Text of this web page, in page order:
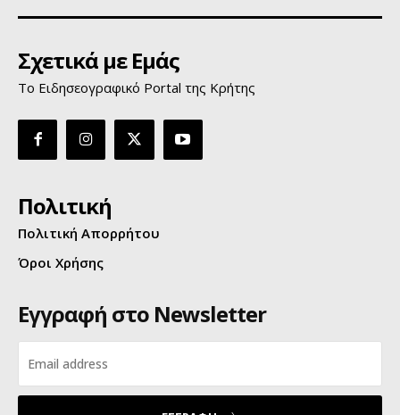
Σχετικά με Εμάς
Το Ειδησεογραφικό Portal της Κρήτης
Πολιτική
Πολιτική Απορρήτου
Όροι Χρήσης
Εγγραφή στο Newsletter